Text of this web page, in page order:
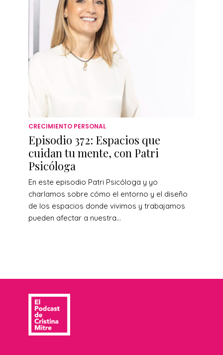
CRECIMIENTO PERSONAL
Episodio 372: Espacios que
cuidan tu mente, con Patri
Psicóloga
En este episodio Patri Psicóloga y yo
charlamos sobre cómo el entorno y el diseño
de los espacios donde vivimos y trabajamos
pueden afectar a nuestra...